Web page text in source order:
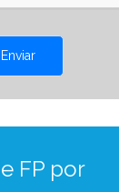
Enviar
FP por